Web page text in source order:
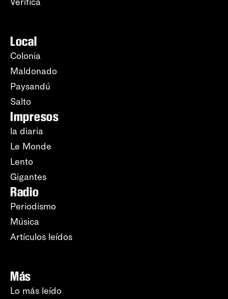
Local
Colonia
Maldonado
Paysandú
Salto
Impresos
la diaria
Le Monde
Lento
Gigantes
Radio
Periodismo
Música
Artículos leídos
Más
Lo más leído